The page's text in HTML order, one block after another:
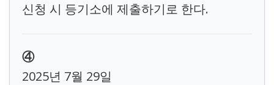
신청 시 등기소에 제출하기로 한다.
④
2025년 7월 29일